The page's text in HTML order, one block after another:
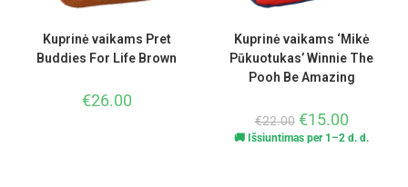
Kuprinė vaikams Pret
Buddies For Life Brown
€26.00
Kuprinė vaikams ‘Mikė
Pūkuotukas’ Winnie The
Pooh Be Amazing
€22.00 €15.00
🚚 Išsiuntimas per 1–2 d. d.